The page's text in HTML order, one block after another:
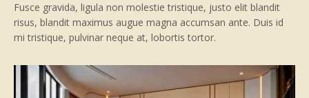
Fusce gravida, ligula non molestie tristique, justo elit blandit
risus, blandit maximus augue magna accumsan ante. Duis id
mi tristique, pulvinar neque at, lobortis tortor.